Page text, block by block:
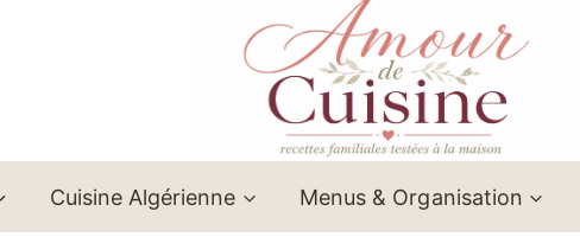
Cuisine Algérienne Menus & Organisation